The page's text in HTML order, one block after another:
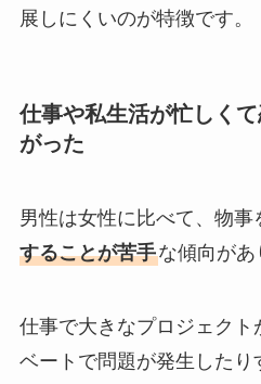
展しにくいのが特徴です。
仕事や私生活が忙しく
がった
男性は女性に比べて、物事
することが苦手な傾向があ
仕事で大きなプロジェクト
ベートで問題が発生した